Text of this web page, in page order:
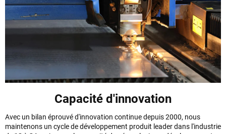
Capacité d'innovation
Avec un bilan éprouvé d'innovation continue depuis 2000, nous
maintenons un cycle de développement produit leader dans l'industrie